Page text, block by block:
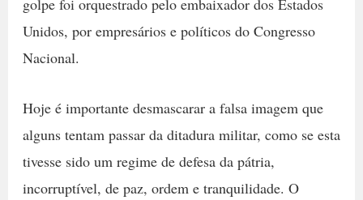
golpe foi orquestrado pelo embaixador dos Estados
Unidos, por empresários e políticos do Congresso
Nacional.
Hoje é importante desmascarar a falsa imagem que
alguns tentam passar da ditadura militar, como se esta
tivesse sido um regime de defesa da pátria,
incorruptível, de paz, ordem e tranquilidade. O